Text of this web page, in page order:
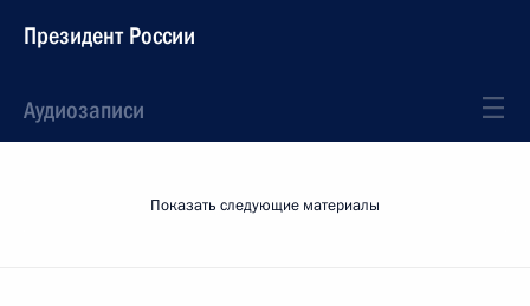
Президент России
Аудиозаписи
Показать следующие материалы